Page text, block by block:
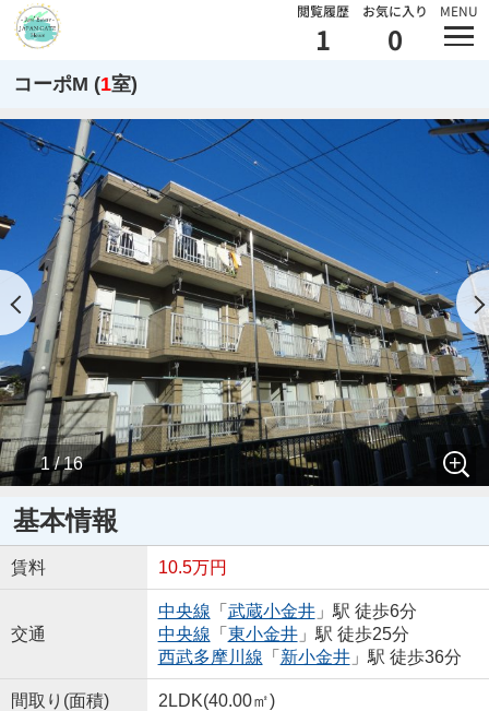
閲覧履歴
1
お気に入り
0
MENU
コーポM (1室)
1 / 16
基本情報
賃料 10.5万円
交通
中央線 「 武蔵小金井」駅 徒歩6分
中央線 「 東小金井」駅 徒歩25分
西武多摩川線 「 新小金井」駅 徒歩36分
間取り(面積) 2LDK(40.00㎡)